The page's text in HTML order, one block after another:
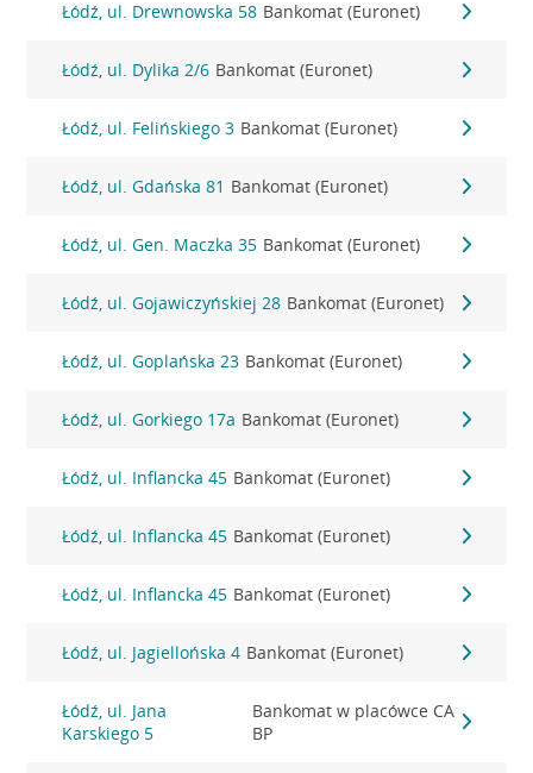
Łódź, ul. Drewnowska 58 Bankomat (Euronet)
Łódź, ul. Dylika 2/6 Bankomat (Euronet)
Łódź, ul. Felińskiego 3 Bankomat (Euronet)
Łódź, ul. Gdańska 81 Bankomat (Euronet)
Łódź, ul. Gen. Maczka 35 Bankomat (Euronet)
Łódź, ul. Gojawiczyńskiej 28 Bankomat (Euronet)
Łódź, ul. Goplańska 23 Bankomat (Euronet)
Łódź, ul. Gorkiego 17a Bankomat (Euronet)
Łódź, ul. Inflancka 45 Bankomat (Euronet)
Łódź, ul. Inflancka 45 Bankomat (Euronet)
Łódź, ul. Inflancka 45 Bankomat (Euronet)
Łódź, ul. Jagiellońska 4 Bankomat (Euronet)
Łódź, ul. Jana
Karskiego 5
Bankomat w placówce CA
BP